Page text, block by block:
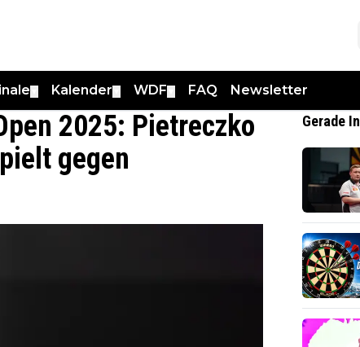
Kalender WDF FAQ Newsletter
2025: Pietreczko
gegen
Gerade In